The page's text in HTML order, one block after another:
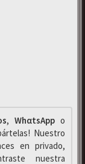
, WhαtsAppo
Nuestro
en privado,
nuestra